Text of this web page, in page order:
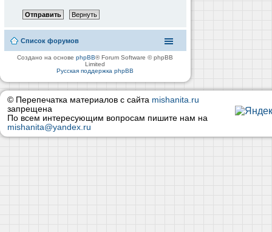
Список форумов
Создано на основеphpBB® Forum Software © phpBB
Limited
Русская поддержка phpBB
© Перепечатка материалов с сайта mishanita.ru
запрещена
По всем интересующим вопросам пишите нам на
mishanita@yandex.ru